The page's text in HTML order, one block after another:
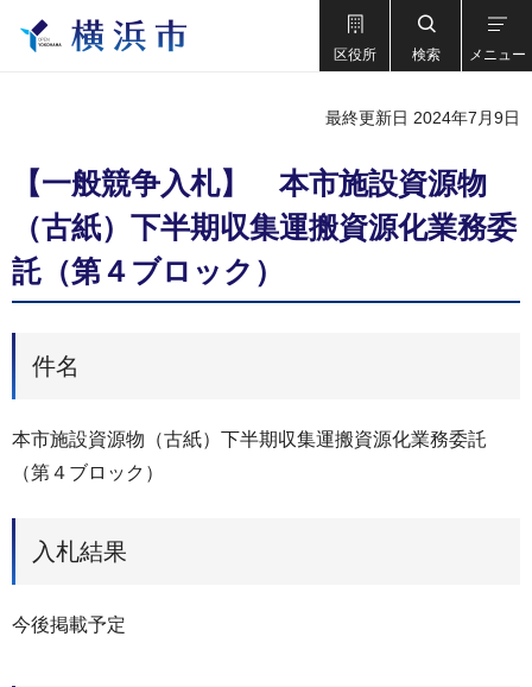
区役所 検索 メニュー
最終更新日 2024年7月9日
【一般競争入札】 本市施設資源物
（古紙）下半期収集運搬資源化業務委
託（第４ブロック）
件名
本市施設資源物（古紙）下半期収集運搬資源化業務委託
（第４ブロック）
入札結果
今後掲載予定